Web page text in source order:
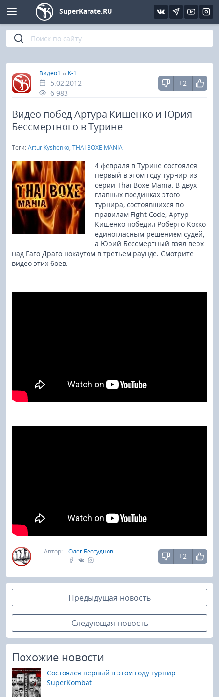
SuperKarate.RU
Главная
»
Видео1 » K-1
5.02.2012
6 983
+2
Видео побед Артура Кишенко и Юрия
Бессмертного в Турине
Теги:Artur Kyshenko, THAI BOXE MANIA
4 февраля в Турине состоялся
первый в этом году турнир из
серии Thai Boxe Mania. В двух
главных поединках этого
турнира, состоявшихся по
правилам Fight Code, Артур
Кишенко победил Роберто Кокко
единогласным решением судей,
а Юрий Бессмертный взял верх
над Гаго Драго нокаутом в третьем раунде. Смотрите
видео этих боев.
Автор: Олег Бессуднов
+2
Предыдущая новость
Следующая новость
Похожие новости
Состоялся первый в этом году турнир
SuperKombat
Киокушинкай
Кёкусин (IFK)
Шинкиокушинкай
Кекусин-кан
Бокс
UFC и MMA
Муай тай
Фото
Видео
Интервью
Статьи
Уроки каратэ
Файлы
Библиотека